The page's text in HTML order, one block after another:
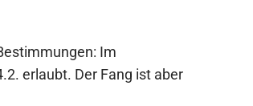
Im
erlaubt. Der Fang ist aber